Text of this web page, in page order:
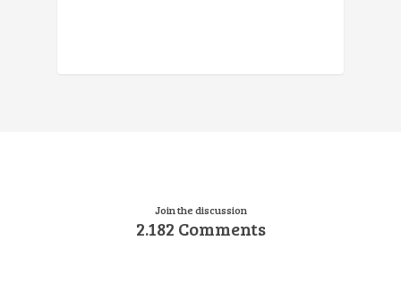
Join the discussion
2.182 Comments